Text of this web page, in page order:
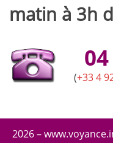
matin à 3h
(+33 4
2026 –